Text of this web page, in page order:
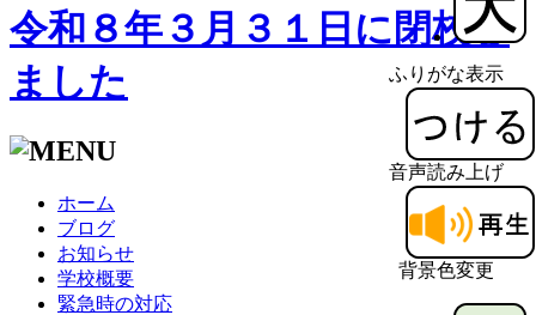
ふりがな表示
音声読み上げ
背景色変更
令和８年３月３１日に閉校し
ました
ホーム
ブログ
お知らせ
学校概要
緊急時の対応